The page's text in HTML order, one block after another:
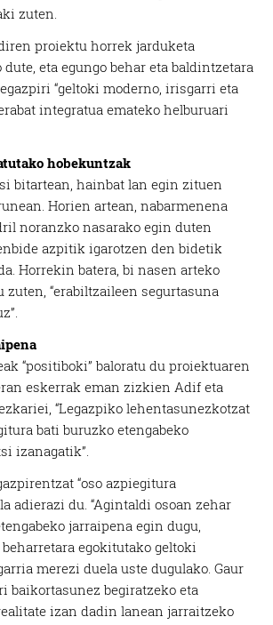
zuten.
proiektu horrek jarduketa
eta egungo behar eta baldintzetara
“geltoki moderno, irisgarri eta
integratua emateko helburuari
hobekuntzak
bitartean, hainbat lan egin zituen
Horien artean, nabarmenena
noranzko nasarako egin duten
azpitik igarotzen den bidetik
Horrekin batera, bi nasen arteko
zuten, “erabiltzaileen segurtasuna
“positiboki” baloratu du proiektuaren
eskerrak eman zizkien Adif eta
“Legazpiko lehentasunezkotzat
bati buruzko etengabeko
izanagatik”.
“oso azpiegitura
adierazi du. “Agintaldi osoan zehar
jarraipena egin dugu,
egokitutako geltoki
merezi duela uste dugulako. Gaur
baikortasunez begiratzeko eta
izan dadin lanean jarraitzeko